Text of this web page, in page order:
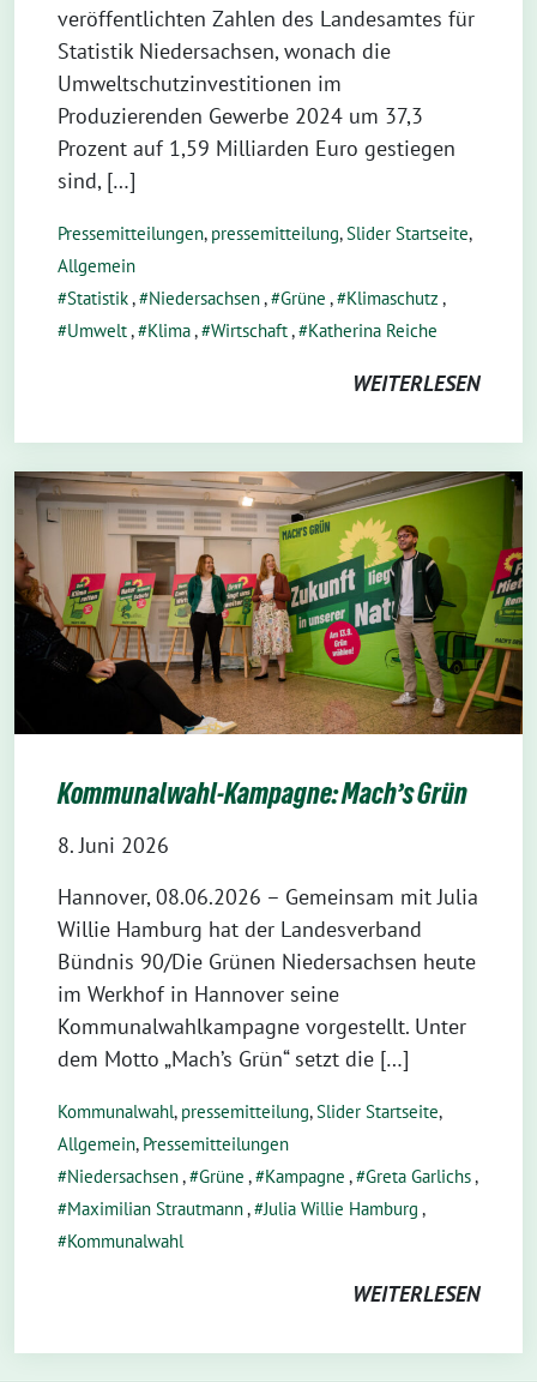
veröffentlichten Zahlen des Landesamtes für
Statistik Niedersachsen, wonach die
Umweltschutzinvestitionen im
Produzierenden Gewerbe 2024 um 37,3
Prozent auf 1,59 Milliarden Euro gestiegen
sind, […]
Pressemitteilungen, pressemitteilung,Slider Startseite,
Allgemein
Statistik, Niedersachsen, Grüne , Klimaschutz ,
Umwelt, Klima, Wirtschaft, Katherina Reiche
WEITERLESEN
Kommunalwahl-Kampagne: Mach’s Grün
8. Juni 2026
Hannover, 08.06.2026 – Gemeinsam mit Julia
Willie Hamburg hat der Landesverband
Bündnis 90/Die Grünen Niedersachsen heute
im Werkhof in Hannover seine
Kommunalwahlkampagne vorgestellt. Unter
dem Motto „Mach’s Grün“ setzt die […]
Kommunalwahl, pressemitteilung,Slider Startseite,
Allgemein, Pressemitteilungen
Niedersachsen, Grüne , Kampagne , Greta Garlichs,
Maximilian Strautmann, Julia Willie Hamburg ,
Kommunalwahl
WEITERLESEN